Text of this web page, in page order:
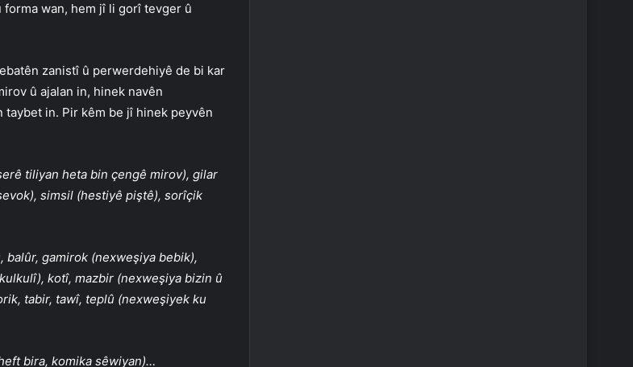
wan, hem jî li gorî tevger û
zanistî û perwerdehiyê de bi kar
û ajalan in, hinek navên
in. Pir kêm be jî hinek peyvên
tiliyan heta bin çengê mirov), gilar
simsil (hestiyê piştê), sorîçik
gamirok (nexweşiya bebik),
kotî, mazbir (nexweşiya bizin û
tabir, tawî, teplû (nexweşiyek ku
bira, komika sêwiyan)…